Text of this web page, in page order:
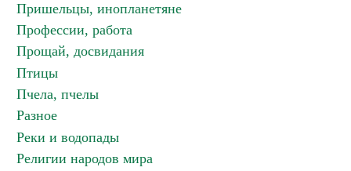
Пришельцы, инопланетяне
Профессии, работа
Прощай, досвидания
Птицы
Пчела, пчелы
Разное
Реки и водопады
Религии народов мира